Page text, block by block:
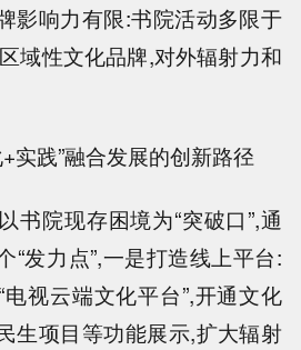
影响力有限:书院活动多限于
域性文化品牌,对外辐射力和
实践”融合发展的创新路径
书院现存困境为“突破口”,通
“发力点”,一是打造线上平台:
视云端文化平台”,开通文化
生项目等功能展示,扩大辐射